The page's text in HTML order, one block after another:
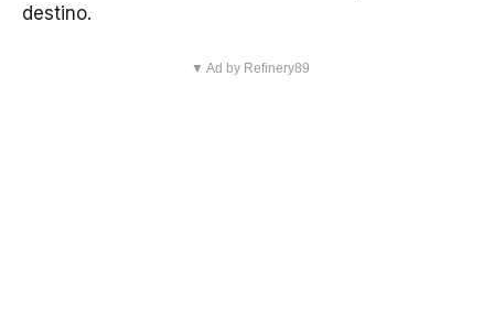
destino.
▼ Ad by Refinery89